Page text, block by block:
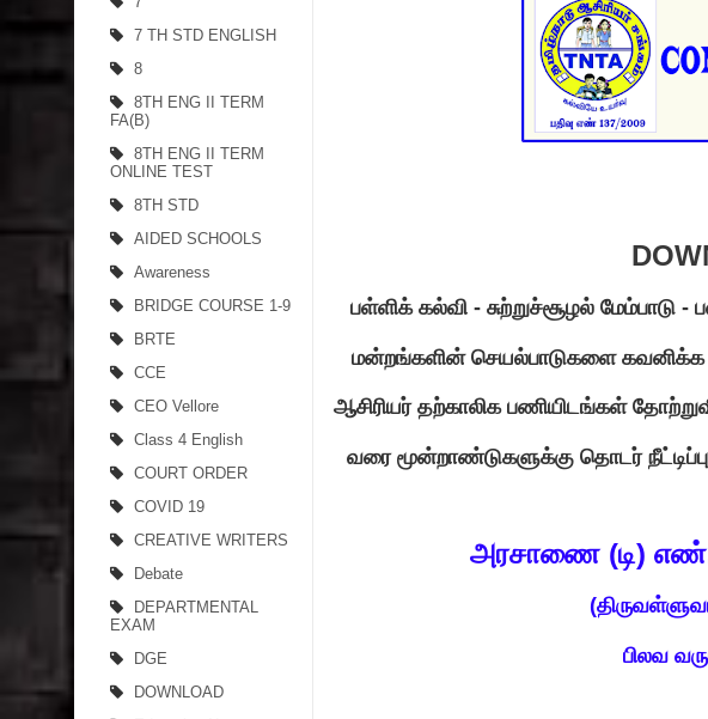
7 TH STD ENGLISH
8
8TH ENG II TERM
FA(B)
8TH ENG II TERM
ONLINE TEST
8TH STD
AIDED SCHOOLS
Awareness
BRIDGE COURSE 1-9
BRTE
CCE
CEO Vellore
Class 4 English
COURT ORDER
COVID 19
CREATIVE WRITERS
Debate
DEPARTMENTAL
EXAM
DGE
DOWNLOAD
பள்ளிக்‌ கல்வி - சுற்றுச்சூழல்‌ மேம்பாடு
மன்றங்களின்‌ செயல்பாடுகளை கவனிக்க
ஆசிரியர்‌ தற்காலிக பணியிடங்கள்‌
வரை மூன்றாண்டுகளுக்கு தொடர்‌
அரசாணை (டி)
பிலவ